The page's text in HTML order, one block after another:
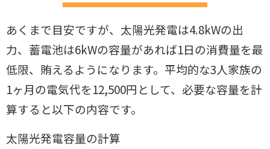
あくまで目安ですが、太陽光発電は4.8kWの出
力、蓄電池は6kWの容量があれば1日の消費量を最
低限、賄えるようになります。平均的な3人家族の
1ヶ月の電気代を12,500円として、必要な容量を計
算すると以下の内容です。
太陽光発電容量の計算